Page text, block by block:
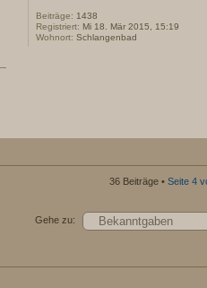
Beiträge: 1438
Registriert: Mi 18. Mär 2015, 15:19
Wohnort: Schlangenbad
36 Beiträge • Seite 4
Gehe zu: